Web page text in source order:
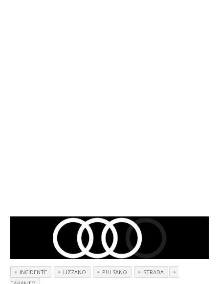
INCIDENTE LIZZANO PULSANO
STRADA